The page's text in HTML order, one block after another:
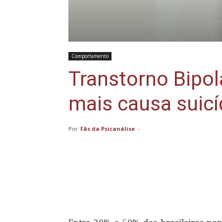
Comportamento
Transtorno
mais causa
Por Fãs da Psicanálise -